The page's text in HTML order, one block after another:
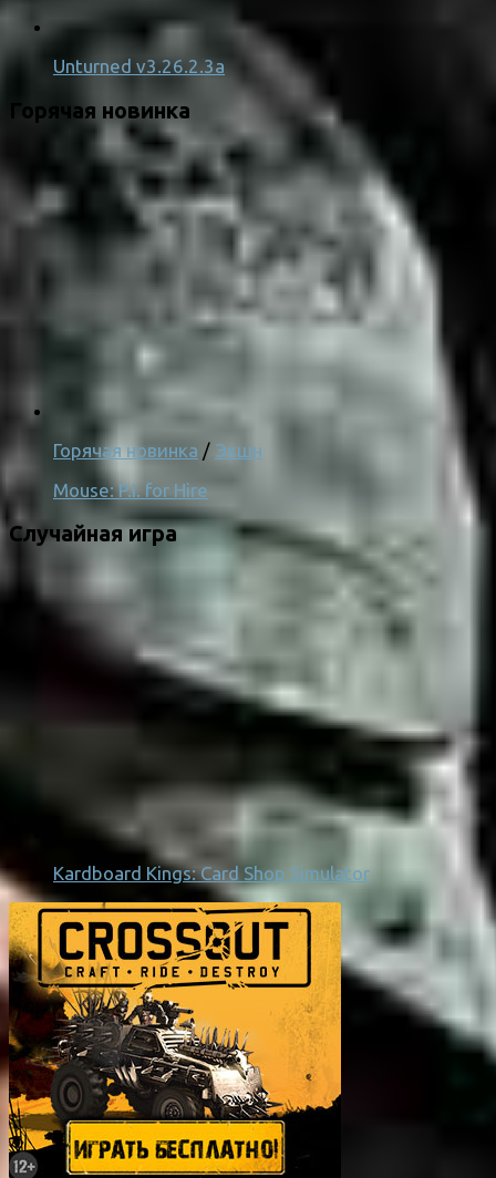
Unturned v3.26.2.3a
Горячая новинка
Горячая новинка / Экшн
Mouse: P.I. for Hire
Случайная игра
Kardboard Kings: Card Shop Simulator